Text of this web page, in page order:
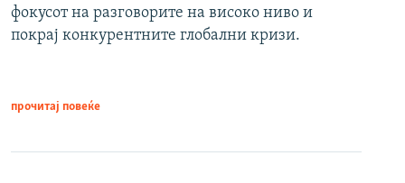
фокусот на разговорите на високо ниво и
покрај конкурентните глобални кризи.
прочитај повеќе